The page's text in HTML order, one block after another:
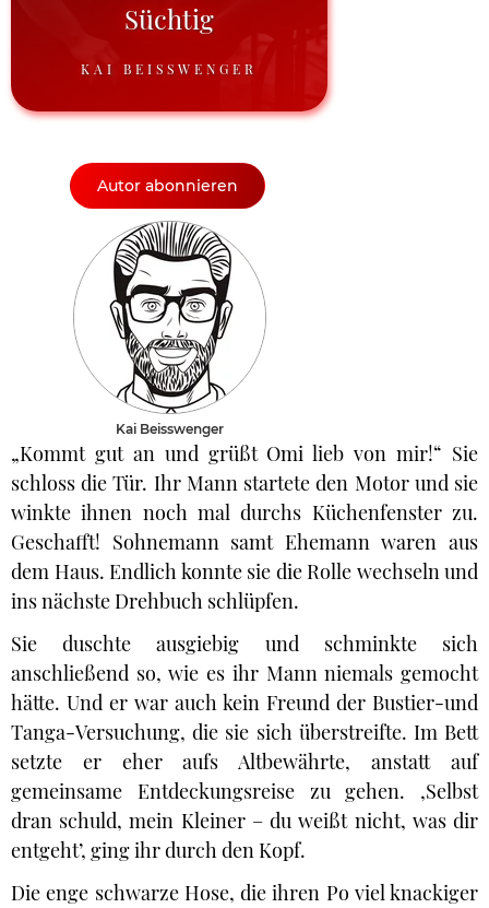
Süchtig
KAI BEISSWENGER
Autor abonnieren
Kai Beisswenger
„Kommt gut an und grüßt Omi lieb von mir!“ Sie
schloss die Tür. Ihr Mann startete den Motor und sie
winkte ihnen noch mal durchs Küchenfenster zu.
Geschafft! Sohnemann samt Ehemann waren aus
dem Haus. Endlich konnte sie die Rolle wechseln und
ins nächste Drehbuch schlüpfen.
Sie duschte ausgiebig und schminkte sich
anschließend so, wie es ihr Mann niemals gemocht
hätte. Und er war auch kein Freund der Bustier-und
Tanga-Versuchung, die sie sich überstreifte. Im Bett
setzte er eher aufs Altbewährte, anstatt auf
gemeinsame Entdeckungsreise zu gehen. ‚Selbst
dran schuld, mein Kleiner – du weißt nicht, was dir
entgeht’, ging ihr durch den Kopf.
Die enge schwarze Hose, die ihren Po viel knackiger